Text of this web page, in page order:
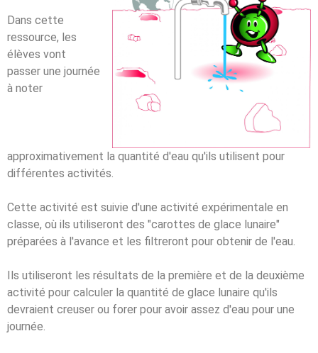
Dans cette
ressource, les
élèves vont
passer une journée
à noter
approximativement la quantité d'eau qu'ils utilisent pour
différentes activités.
Cette activité est suivie d'une activité expérimentale en
classe, où ils utiliseront des "carottes de glace lunaire"
préparées à l'avance et les filtreront pour obtenir de l'eau.
Ils utiliseront les résultats de la première et de la deuxième
activité pour calculer la quantité de glace lunaire qu'ils
devraient creuser ou forer pour avoir assez d'eau pour une
journée.